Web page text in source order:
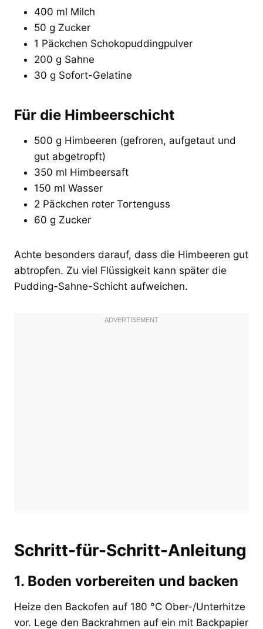
400 ml Milch
50 g Zucker
1 Päckchen Schokopuddingpulver
200 g Sahne
30 g Sofort-Gelatine
Für die Himbeerschicht
500 g Himbeeren (gefroren, aufgetaut und
gut abgetropft)
350 ml Himbeersaft
150 ml Wasser
2 Päckchen roter Tortenguss
60 g Zucker
Achte besonders darauf, dass die Himbeeren gut
abtropfen. Zu viel Flüssigkeit kann später die
Pudding-Sahne-Schicht aufweichen.
Schritt-für-Schritt-Anleitung
1. Boden vorbereiten und backen
Heize den Backofen auf 180 °C Ober-/Unterhitze
vor. Lege den Backrahmen auf ein mit Backpapier